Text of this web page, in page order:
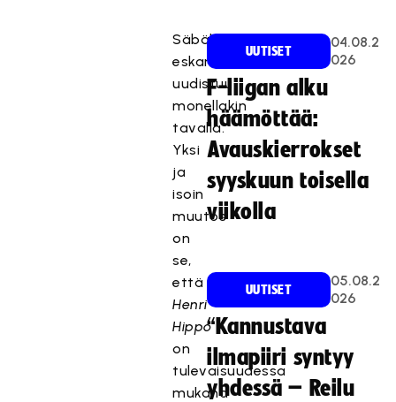
Säbäkipinän
eskariviikko
uudistuu
monellakin
tavalla.
Yksi
ja
isoin
muutos
on
se,
että
Henri
Hippo
on
tulevaisuudessa
mukana
UUTISET
04.08.2
026
F-liigan alku
häämöttää:
Avauskierrokset
syyskuun toisella
viikolla
UUTISET
05.08.2
026
“Kannustava
ilmapiiri syntyy
yhdessä – Reilu